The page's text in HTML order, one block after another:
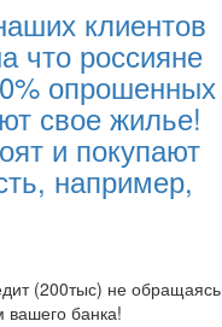
клиентов
что россияне
опрошенных
свое жилье!
и покупают
например,
(200тыс) не обращаясь
вашего банка!